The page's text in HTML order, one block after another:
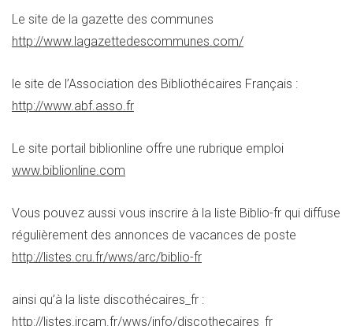
Le site de la gazette des communes
http://www.lagazettedescommunes.com/
le site de l’Association des Bibliothécaires Français :
http://www.abf.asso.fr
Le site portail biblionline offre une rubrique emploi
www.biblionline.com
Vous pouvez aussi vous inscrire à la liste Biblio-fr qui diffuse
régulièrement des annonces de vacances de poste
http://listes.cru.fr/wws/arc/biblio-fr
ainsi qu’à la liste discothécaires_fr :
http://listes.ircam.fr/wws/info/discothecaires_fr